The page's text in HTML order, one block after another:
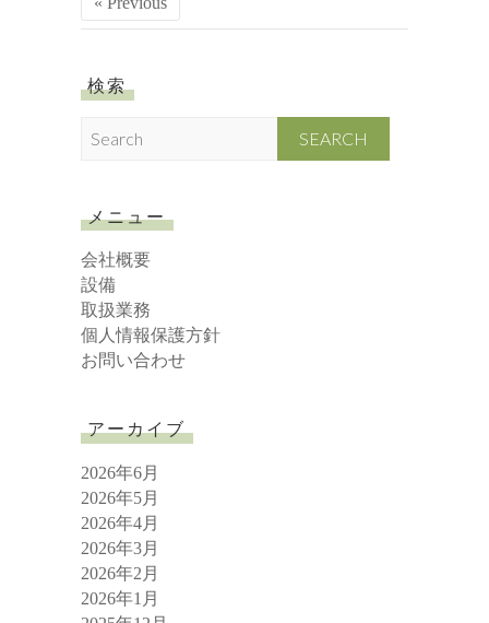
検索
c
h
メニュー
会社概要
設備
取扱業務
個人情報保護方針
お問い合わせ
アーカイブ
2026年6月
2026年5月
2026年4月
2026年3月
2026年2月
2026年1月